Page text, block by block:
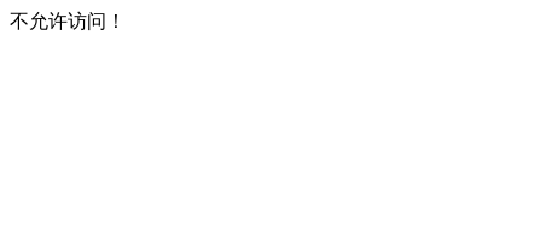
不允许访问！